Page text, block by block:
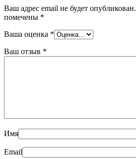
Ваш адрес email не будет опубликован.
помечены *
Ваша оценка *
Ваш отзыв *
Имя
Email